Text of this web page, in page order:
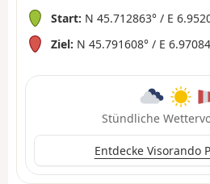
Start: N 45.712863° / E
Ziel: N 45.791608° / E
Stündliche
Entdecke Visorando